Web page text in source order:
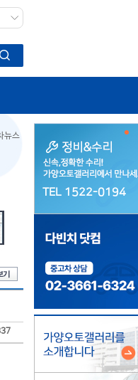
뉴스
TEL 1522-0194